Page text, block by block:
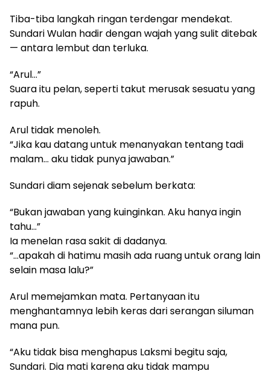
Tiba-tiba langkah ringan terdengar mendekat.
Sundari Wulan hadir dengan wajah yang sulit ditebak
— antara lembut dan terluka.
“Arul…”
Suara itu pelan, seperti takut merusak sesuatu yang
rapuh.
Arul tidak menoleh.
“Jika kau datang untuk menanyakan tentang tadi
malam… aku tidak punya jawaban.”
Sundari diam sejenak sebelum berkata:
“Bukan jawaban yang kuinginkan. Aku hanya ingin
tahu…”
Ia menelan rasa sakit di dadanya.
“…apakah di hatimu masih ada ruang untuk orang lain
selain masa lalu?”
Arul memejamkan mata. Pertanyaan itu
menghantamnya lebih keras dari serangan siluman
mana pun.
“Aku tidak bisa menghapus Laksmi begitu saja,
Sundari. Dia mati karena aku tidak mampu